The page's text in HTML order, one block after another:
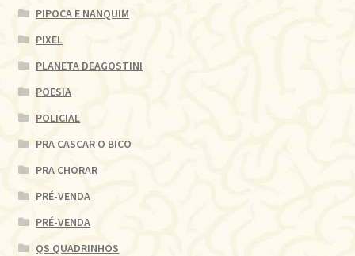
PIPOCA E NANQUIM
PIXEL
PLANETA DEAGOSTINI
POESIA
POLICIAL
PRA CASCAR O BICO
PRA CHORAR
PRÉ-VENDA
PRÉ-VENDA
QS QUADRINHOS